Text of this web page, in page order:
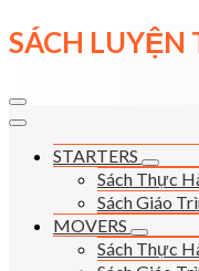
Skip
to
SÁCH LUYỆN
STARTERS
Sách Thực
Sách Giáo
MOVERS
Sách Thực